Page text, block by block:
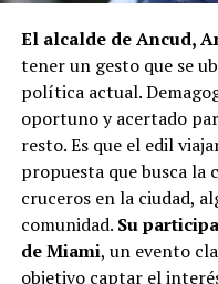
que hasta la fecha no
si se entregarán los
estos son proyectos
hace tiempo y que hoy
financiamiento”,
En la comuna de
Yáñezindicó que
a los municipios en
que durante el año se
El alcalde de Ancud,
tener un gesto que se
política actual.
oportuno y acertado
resto. Es que el edil
propuesta que busca
cruceros en la ciudad,
comunidad. Su
de Miami, un evento
objetivo captar el